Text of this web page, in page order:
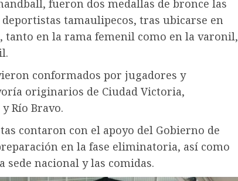
fueron dos medallas de bronce las
tamaulipecos, tras ubicarse en
en la rama femenil como en la varonil,
conformados por jugadores y
originarios de Ciudad Victoria,
Río Bravo.
contaron con el apoyo del Gobierno de
en la fase eliminatoria, así como
sede nacional y las comidas.